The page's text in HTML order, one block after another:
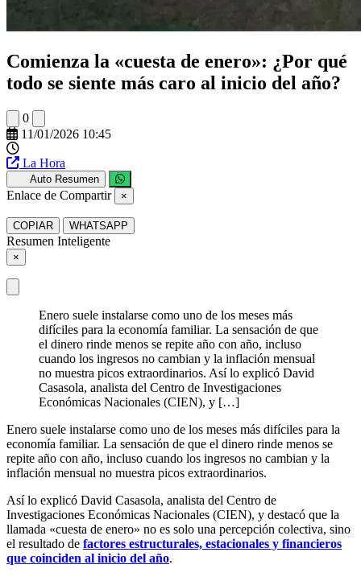
Comienza la «cuesta de enero»: ¿Por qué
todo se siente más caro al inicio del año?
0
11/01/2026 10:45
La Hora
Auto Resumen
Enlace de Compartir ×
COPIAR WHATSAPP
Resumen Inteligente
×
Enero suele instalarse como uno de los meses más
difíciles para la economía familiar. La sensación de que
el dinero rinde menos se repite año con año, incluso
cuando los ingresos no cambian y la inflación mensual
no muestra picos extraordinarios. Así lo explicó David
Casasola, analista del Centro de Investigaciones
Económicas Nacionales (CIEN), y […]
Enero suele instalarse como uno de los meses más difíciles para la
economía familiar. La sensación de que el dinero rinde menos se
repite año con año, incluso cuando los ingresos no cambian y la
inflación mensual no muestra picos extraordinarios.
Así lo explicó David Casasola, analista del Centro de
Investigaciones Económicas Nacionales (CIEN), y destacó que la
llamada «cuesta de enero» no es solo una percepción colectiva, sino
el resultado de factores estructurales, estacionales y financieros
que coinciden al inicio del año.